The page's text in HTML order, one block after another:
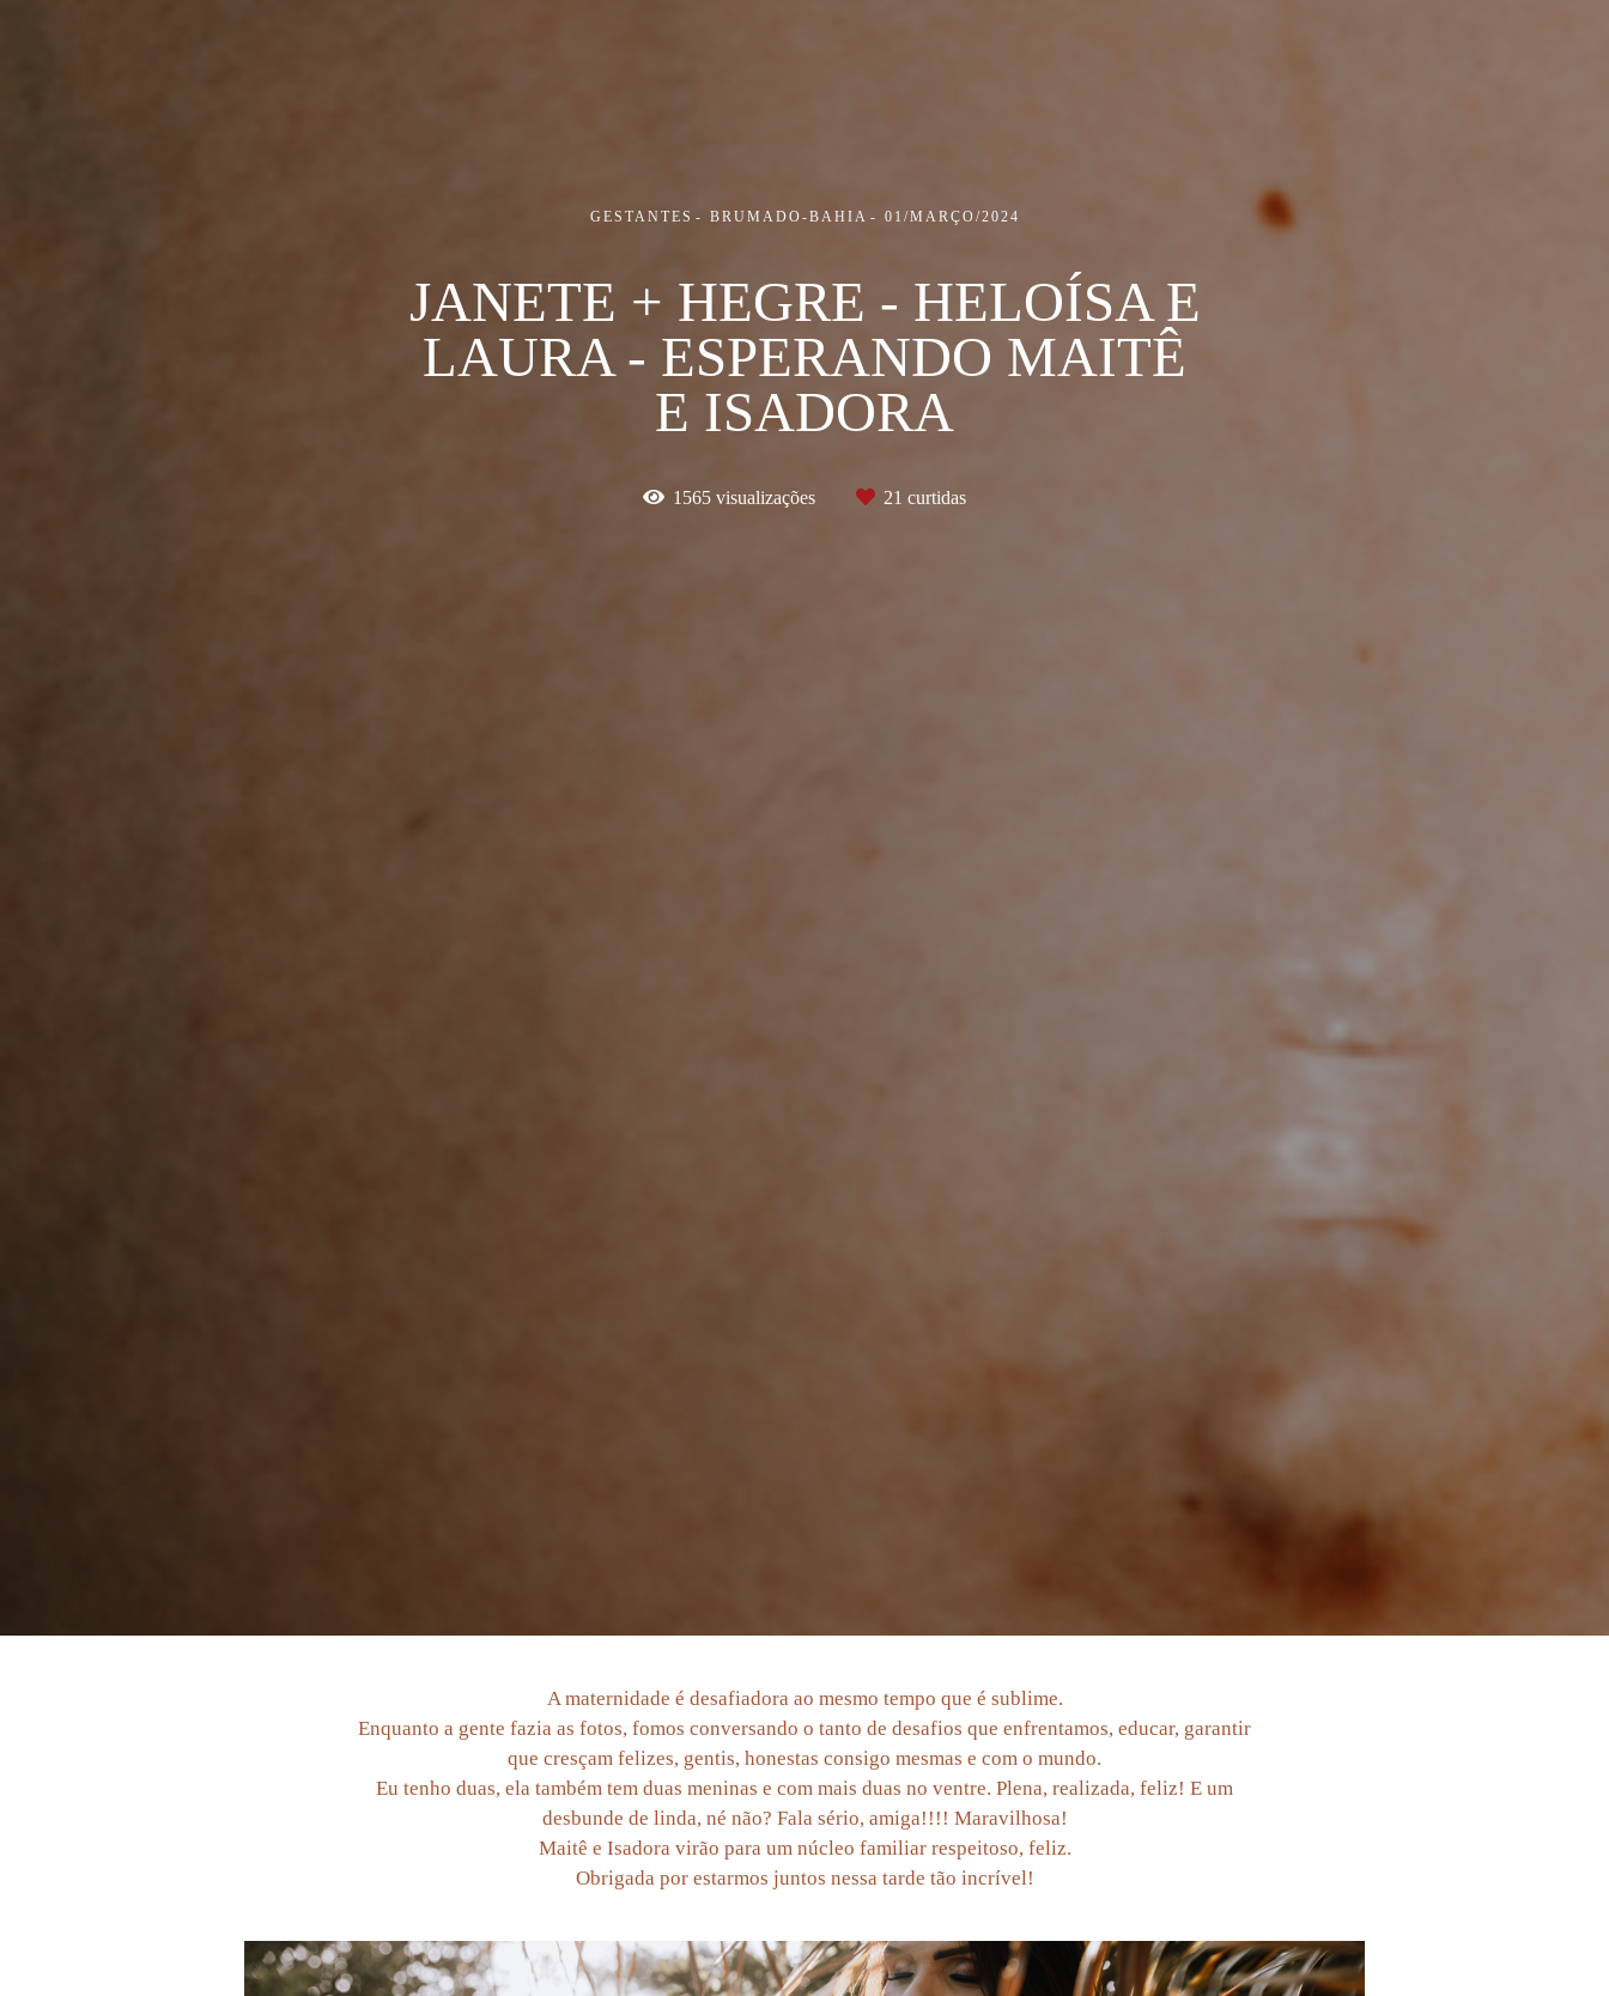
GESTANTES BRUMADO-BAHIA 01/MARÇO/2024
JANETE + HEGRE - HELOÍSA E
LAURA - ESPERANDO MAITÊ
E ISADORA
1565 visualizações 21 curtidas
A maternidade é desafiadora ao mesmo tempo que é sublime.
Enquanto a gente fazia as fotos, fomos conversando o tanto de desafios que enfrentamos, educar, garantir
que cresçam felizes, gentis, honestas consigo mesmas e com o mundo.
Eu tenho duas, ela também tem duas meninas e com mais duas no ventre. Plena, realizada, feliz! E um
desbunde de linda, né não? Fala sério, amiga!!!! Maravilhosa!
Maitê e Isadora virão para um núcleo familiar respeitoso, feliz.
Obrigada por estarmos juntos nessa tarde tão incrível!